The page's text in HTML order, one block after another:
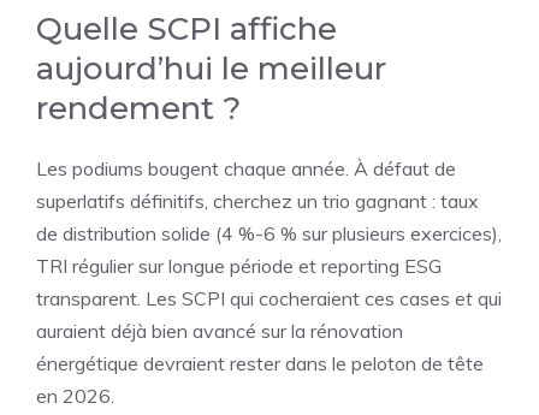
Quelle SCPI affiche
aujourd’hui le meilleur
rendement ?
Les podiums bougent chaque année. À défaut de
superlatifs définitifs, cherchez un trio gagnant : taux
de distribution solide (4 %-6 % sur plusieurs exercices),
TRI régulier sur longue période et reporting ESG
transparent. Les SCPI qui cocheraient ces cases et qui
auraient déjà bien avancé sur la rénovation
énergétique devraient rester dans le peloton de tête
en 2026.